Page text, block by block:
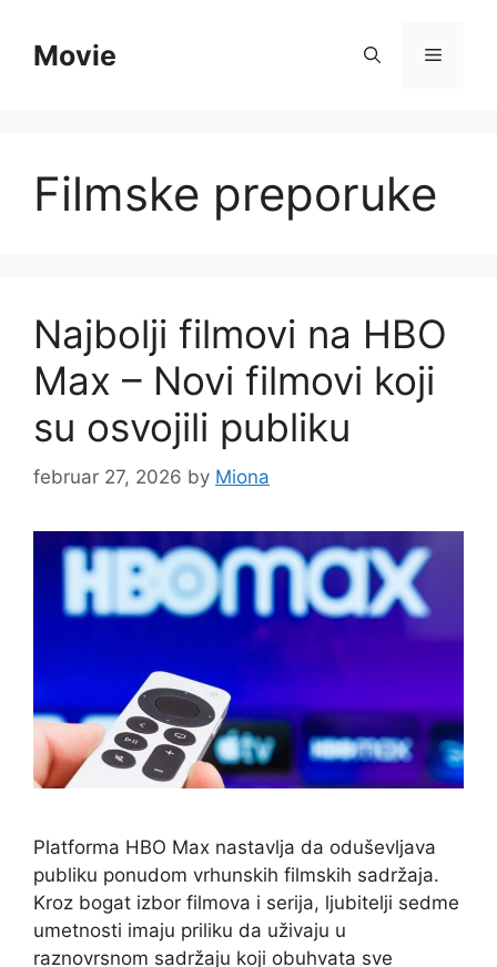
contentMovie Menu
Filmske preporuke
Najbolji filmovi na HBO
Max – Novi filmovi koji
su osvojili publiku
februar 27, 2026 by Miona
Platforma HBO Max nastavlja da oduševljava
publiku ponudom vrhunskih filmskih sadržaja.
Kroz bogat izbor filmova i serija, ljubitelji sedme
umetnosti imaju priliku da uživaju u
raznovrsnom sadržaju koji obuhvata sve